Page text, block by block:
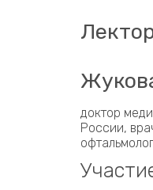
доктор
России,